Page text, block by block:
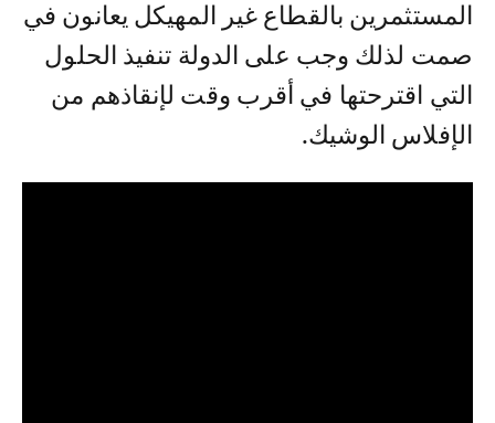
المستثمرين بالقطاع غير المهيكل يعانون في
صمت لذلك وجب على الدولة تنفيذ الحلول
التي اقترحتها في أقرب وقت لإنقاذهم من
الإفلاس الوشيك.